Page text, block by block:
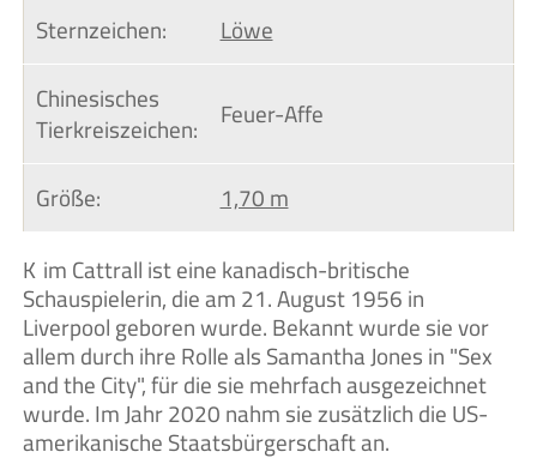
Sternzeichen:
Löwe
Chinesisches
Tierkreiszeichen: Feuer-Affe
Größe:
1,70 m
Kim Cattrall ist eine kanadisch-britische
Schauspielerin, die am 21. August 1956 in
Liverpool geboren wurde. Bekannt wurde sie vor
allem durch ihre Rolle als Samantha Jones in "Sex
and the City", für die sie mehrfach ausgezeichnet
wurde. Im Jahr 2020 nahm sie zusätzlich die US-
amerikanische Staatsbürgerschaft an.